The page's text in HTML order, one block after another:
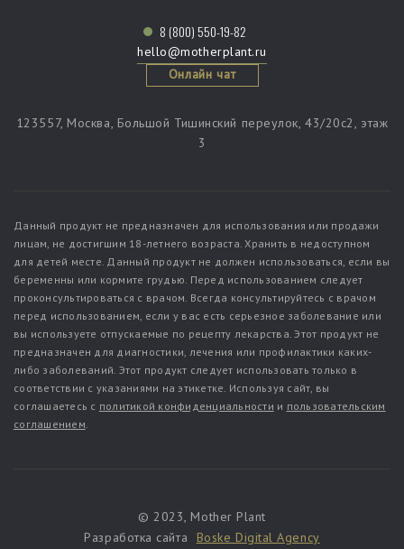
8 (800) 550-19-82
hello@motherplant.ru
Онлайн чат
123557, Москва, Большой Тишинский переулок, 43/20c2, этаж
3
Данный продукт не предназначен для использования или продажи
лицам, не достигшим 18-летнего возраста. Хранить в недоступном
для детей месте. Данный продукт не должен использоваться, если вы
беременны или кормите грудью. Перед использованием следует
проконсультироваться с врачом. Всегда консультируйтесь с врачом
перед использованием, если у вас есть серьезное заболевание или
вы используете отпускаемые по рецепту лекарства. Этот продукт не
предназначен для диагностики, лечения или профилактики каких-
либо заболеваний. Этот продукт следует использовать только в
соответствии с указаниями на этикетке. Используя сайт, вы
соглашаетесь с политикой конфиденциальности и пользовательским
соглашением.
© 2023, Mother Plant
Разработка сайта
Boske Digital Agency